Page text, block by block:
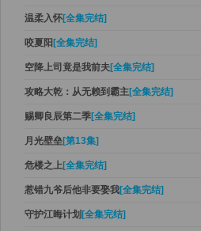
温柔入怀[全集完结]
咬夏阳 [全集完结]
空降上司竟是我前夫[全集完结]
攻略大乾：从无赖到霸主[全集完结]
赐卿良辰第二季[全集完结]
月光壁垒[第13集]
危楼之上[全集完结]
惹错九爷后他非要娶我[全集完结]
守护江晦计划 [全集完结]